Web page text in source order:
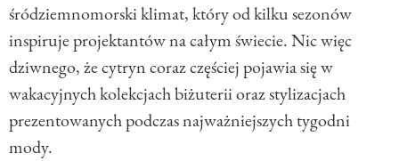
śródziemnomorski klimat, który od kilku sezonów
inspiruje projektantów na całym świecie. Nic więc
dziwnego, że cytryn coraz częściej pojawia się w
wakacyjnych kolekcjach biżuterii oraz stylizacjach
prezentowanych podczas najważniejszych tygodni
mody.